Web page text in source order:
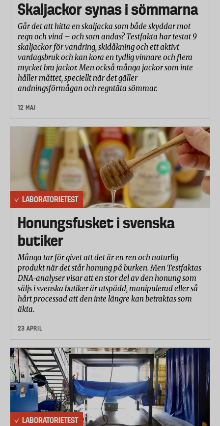
Skaljackor synas i sömmarna
Går det att hitta en skaljacka som både skyddar mot
regn och vind – och som andas? Testfakta har testat 9
skaljackor för vandring, skidåkning och ett aktivt
vardagsbruk och kan kora en tydlig vinnare och flera
mycket bra jackor. Men också många jackor som inte
håller måttet, speciellt när det gäller
andningsförmågan och regntäta sömmar.
12 MAJ
LABORATORIETEST
Honungsfusket i svenska
butiker
Många tar för givet att det är en ren och naturlig
produkt när det står honung på burken. Men Testfaktas
DNA-analyser visar att en stor del av den honung som
säljs i svenska butiker är utspädd, manipulerad eller så
hårt processad att den inte längre kan betraktas som
äkta.
23 APRIL
LABORATORIETEST